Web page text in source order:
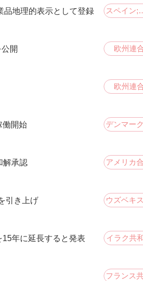
品地理的表示として登録 スペイ
開 欧州連
欧州連
働開始
解承認
引き上げ
年に延長すると発表 イラク共